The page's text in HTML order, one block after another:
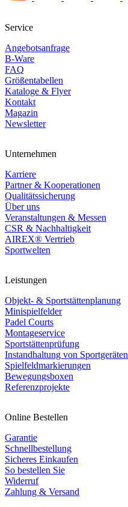
Service
Angebotsanfrage
B-Ware
FAQ
Größentabellen
Kataloge & Flyer
Kontakt
Magazin
Newsletter
Unternehmen
Karriere
Partner & Kooperationen
Qualitätssicherung
Über uns
Veranstaltungen & Messen
CSR & Nachhaltigkeit
AIREX® Vertrieb
Sportwelten
Leistungen
Objekt- & Sportstättenplanung
Minispielfelder
Padel Courts
Montageservice
Sportstättenprüfung
Instandhaltung von Sportgeräten
Spielfeldmarkierungen
Bewegungsboxen
Referenzprojekte
Online Bestellen
Garantie
Schnellbestellung
Sicheres Einkaufen
So bestellen Sie
Widerruf
Zahlung & Versand